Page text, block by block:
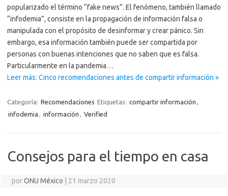
popularizado el término “fake news”. El fenómeno, también llamado
“infodemia”, consiste en la propagación de información falsa o
manipulada con el propósito de desinformar y crear pánico. Sin
embargo, esa información también puede ser compartida por
personas con buenas intenciones que no saben que es falsa.
Particularmente en la pandemia…
Leer más: Cinco recomendaciones antes de compartir información »
Categoría: Recomendaciones Etiquetas: compartir información ,
infodemia , información , Verified
Consejos para el tiempo en casa
porONU México 21 marzo 2020